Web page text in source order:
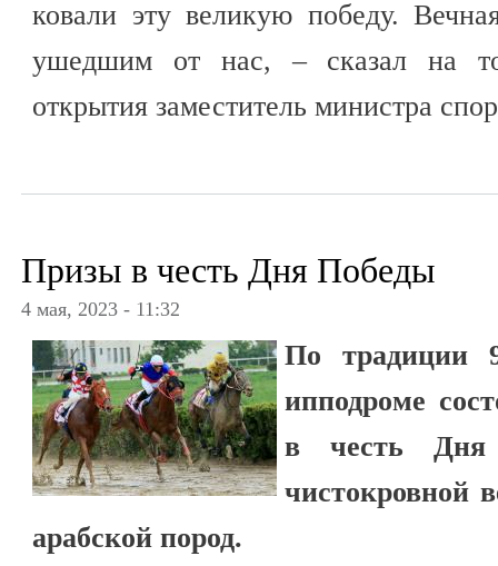
ковали эту великую победу.
ушедшим от нас, – сказал на
открытия заместитель министра
Призы в честь Дня Победы
4 мая, 2023 - 11:32
По традиции
ипподроме
в честь
чистокровной
арабской пород.